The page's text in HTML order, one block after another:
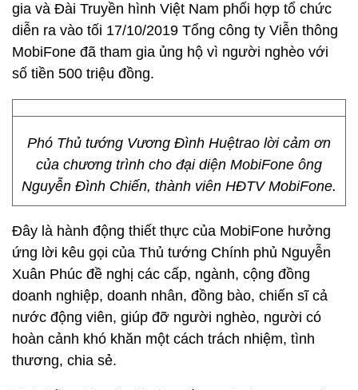
gia và Đài Truyền hình Việt Nam phối hợp tổ chức
diễn ra vào tối 17/10/2019 Tổng công ty Viễn thông
MobiFone đã tham gia ủng hộ vì người nghèo với
số tiền 500 triệu đồng.
Phó Thủ tướng Vương Đình Huệtrao lời cảm ơn
của chương trình cho đại diện MobiFone ông
Nguyễn Đình Chiến, thành viên HĐTV MobiFone.
Đây là hành động thiết thực của MobiFone hưởng
ứng lời kêu gọi của Thủ tướng Chính phủ Nguyễn
Xuân Phúc đề nghị các cấp, ngành, cộng đồng
doanh nghiệp, doanh nhân, đồng bào, chiến sĩ cả
nước động viên, giúp đỡ người nghèo, người có
hoàn cảnh khó khăn một cách trách nhiệm, tình
thương, chia sẻ.